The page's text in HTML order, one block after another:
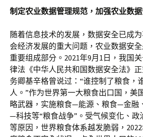
制定农业数据管理规范，加强农业数
随着信息技术的发展，数据安全已成
会经济发展的重大问题，农业数据安
重要组成部分。2021年9月1日，我国
律法《中华人民共和国数据安全法》
务卿基辛格曾说过：“谁控制了粮食，
人。”作为世界第一大粮食出口国，美
略武器，实施粮食—能源、粮食—金融
—科技等“粮食战争”。受气候变化、政
等原因，世界粮食体系越发脆弱，